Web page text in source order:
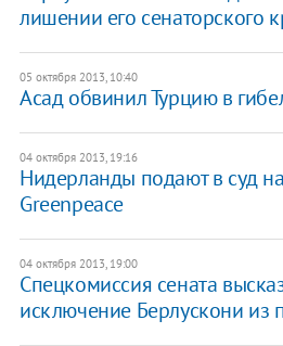
лишении его сенаторского
05 октября 2013, 10:40
Асад обвинил Турцию в
04 октября 2013, 19:16
Нидерланды подают в суд
Greenpeace
04 октября 2013, 19:00
Спецкомиссия сената
исключение Берлускони из